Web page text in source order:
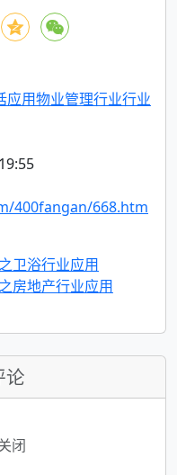
应用物业管理行业行业
400fangan/668.htm
卫浴行业应用
房地产行业应用
论
闭